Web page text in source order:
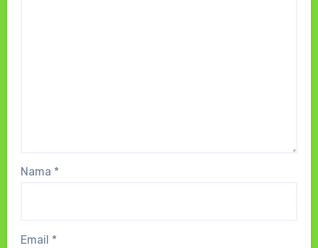
Nama *
Email *